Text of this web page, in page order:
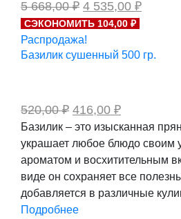
5 668,00₽ Первоначальная
цена
составляла
5
668,00 ₽.
4 535,00 ₽
цена:
СЭКОНОМИТЬ 104,00 ₽
Распродажа!
Базилик сушенный 500 гр.
520,00₽ Первоначальная
цена
составляла
520,00 ₽.
416,00 ₽Текущая
цена:
416,00 ₽.
Базилик – это изысканная
украшает любое блюдо своим
ароматом и восхитительным
виде он сохраняет все
добавляется в различные
Подробнее